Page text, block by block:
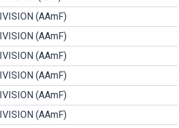
(AAmF)
(AAmF)
(AAmF)
(AAmF)
(AAmF)
(AAmF)